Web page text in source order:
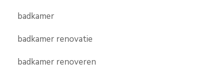
badkamer
badkamer renovatie
badkamer renoveren